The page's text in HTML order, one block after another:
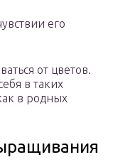
его
от цветов.
в таких
в родных